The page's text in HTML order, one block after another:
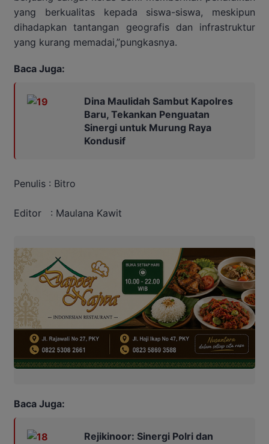
yang berkualitas kepada siswa-siswa, meskipun
dihadapkan tantangan geografis dan infrastruktur
yang kurang memadai,”pungkasnya.
Baca Juga:
Dina Maulidah Sambut Kapolres
Baru, Tekankan Penguatan
Sinergi untuk Murung Raya
Kondusif
Penulis : Bitro
Editor : Maulana Kawit
Baca Juga:
Rejikinoor: Sinergi Polri dan